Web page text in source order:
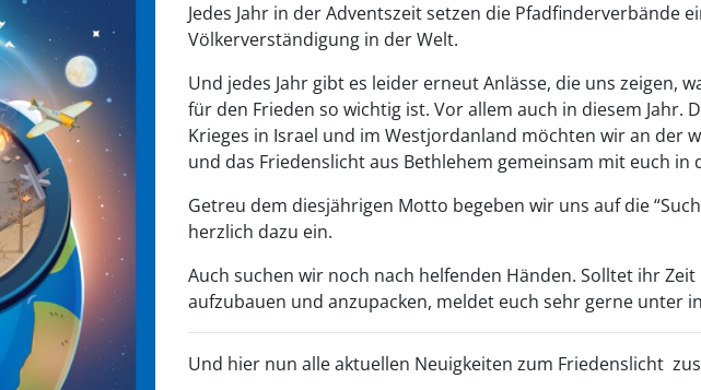
Jedes Jahr in der Adventszeit setzen die Pfadfinderverbände
Völkerverständigung in der Welt.
Und jedes Jahr gibt es leider erneut Anlässe, die uns zeigen,
für den Frieden so wichtig ist. Vor allem auch in diesem Jahr.
Krieges in Israel und im Westjordanland möchten wir an der
und das Friedenslicht aus Bethlehem gemeinsam mit euch in
Getreu dem diesjährigen Motto begeben wir uns auf die
herzlich dazu ein.
Auch suchen wir noch nach helfenden Händen. Solltet ihr
aufzubauen und anzupacken, meldet euch sehr gerne unter
Und hier nun alle aktuellen Neuigkeiten zum Friedenslicht